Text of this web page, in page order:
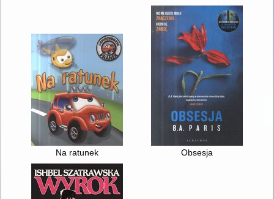
Na ratunek Obsesja